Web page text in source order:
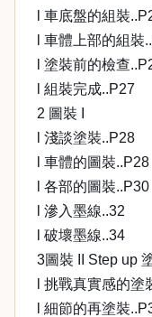
l 車底盤的組裝
l 車體上部的組裝
l 塗裝前的檢查
l 組裝完成..P27
2 圖裝 I
l 淺談塗裝..P28
l 車體的圖裝..P28
l 各部的圖裝..P30
l 滲入墨線..32
l 破壞墨線..34
3圖裝 II Step up
l 挑戰真實感的塗
l 細節的再塗裝